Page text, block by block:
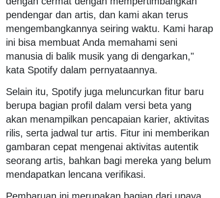
pendengar dan artis, dan kami akan terus
mengembangkannya seiring waktu. Kami harap
ini bisa membuat Anda memahami seni
manusia di balik musik yang di dengarkan,"
kata Spotify dalam pernyataannya.
Selain itu, Spotify juga meluncurkan fitur baru
berupa bagian profil dalam versi beta yang
akan menampilkan pencapaian karier, aktivitas
rilis, serta jadwal tur artis. Fitur ini memberikan
gambaran cepat mengenai aktivitas autentik
seorang artis, bahkan bagi mereka yang belum
mendapatkan lencana verifikasi.